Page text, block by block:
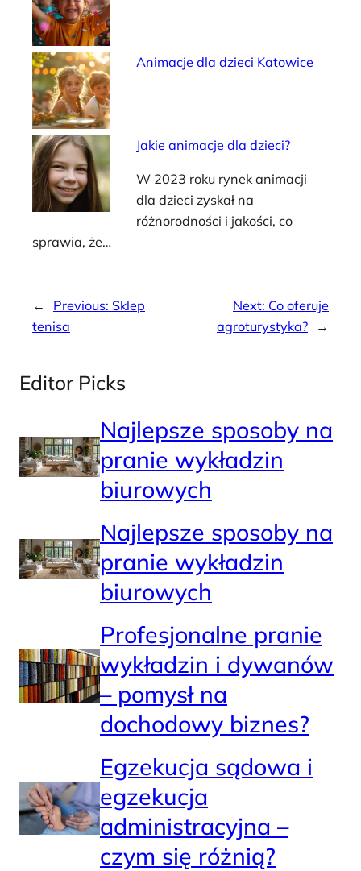
Animacje dla dzieci Katowice
Jakie animacje dla dzieci?
W 2023 roku rynek animacji
dla dzieci zyskał na
różnorodności i jakości, co
sprawia, że…
← Previous: Sklep
tenisa
Next: Co oferuje
agroturystyka?
→
Editor Picks
Najlepsze sposoby na
pranie wykładzin
biurowych
Najlepsze sposoby na
pranie wykładzin
biurowych
Profesjonalne pranie
wykładzin i dywanów
– pomysł na
dochodowy biznes?
Egzekucja sądowa i
egzekucja
administracyjna –
czym się różnią?